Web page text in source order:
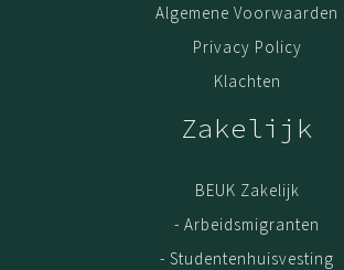
Algemene Voorwaarden
Privacy Policy
Klachten
Zakelijk
BEUK Zakelijk
- Arbeidsmigranten
- Studentenhuisvesting